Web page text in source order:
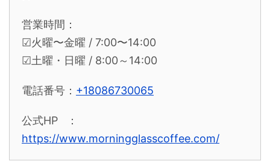
営業時間：
☑︎火曜〜金曜 / 7:00〜14:00
☑︎土曜・日曜 / 8:00～14:00
電話番号： +18086730065
公式HP ：
https://www.morningglasscoffee.com/